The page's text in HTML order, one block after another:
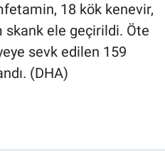
18 kök kenevir,
ele geçirildi. Öte
sevk edilen 159
(DHA)